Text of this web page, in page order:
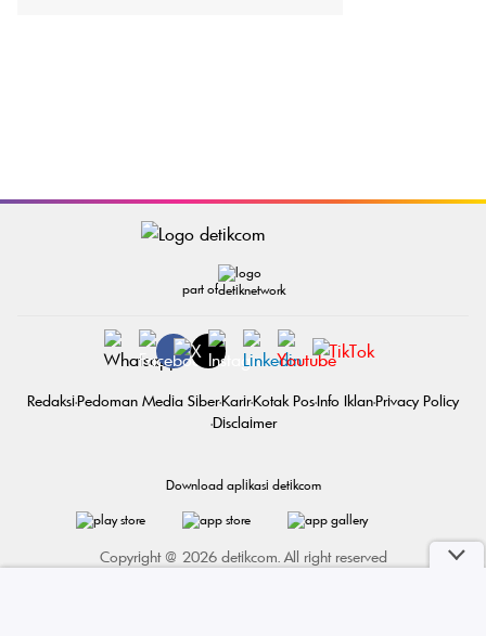
part of
RedaksiPedoman Media SiberKarirKotak PosInfo IklanPrivacy Policy
Disclaimer
Download aplikasi detikcom
Copyright @ 2026 detikcom. All right reserved